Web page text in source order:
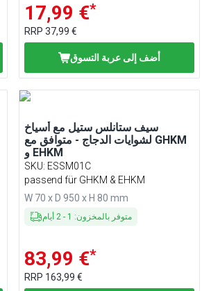
17,99 €*
RRP 37,99 €
أضف إلى عربة التسوق
سيف ستانلس ستيل مع أسياخ
لشوايات الدجاج - متوافق مع GHKM
و EHKM
SKU: ESSM01C
passend für GHKM & EHKM
W 70 x D 950 x H 80 mm
متوفر بالمخزون:
1
-
2 أيام
83,99 €*
RRP 163,99 €